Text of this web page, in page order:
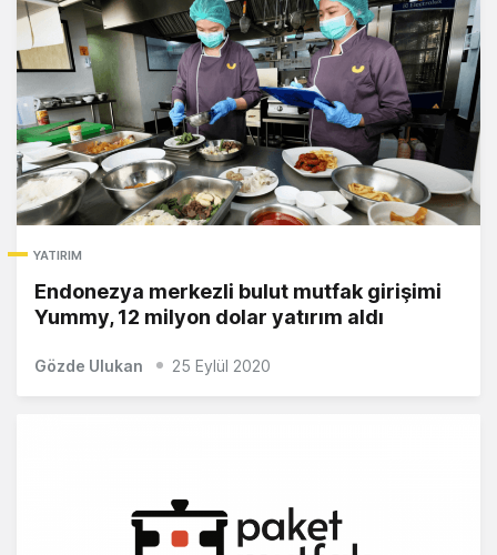
YATIRIM
Endonezya merkezli bulut mutfak girişimi
Yummy, 12 milyon dolar yatırım aldı
Gözde Ulukan 25 Eylül 2020